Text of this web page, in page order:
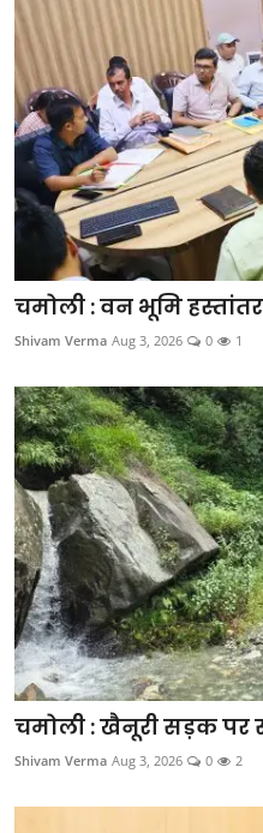
चमोली : वन भूमि
Shivam Verma Aug 3, 2026 0 1
चमोली : खैनूरी सड़क पर
Shivam Verma Aug 3, 2026 0 2